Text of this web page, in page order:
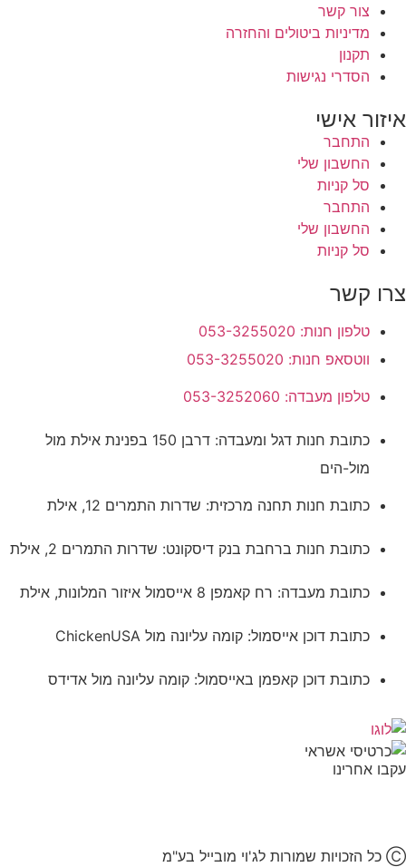
צור קשר
מדיניות ביטולים והחזרה
תקנון
הסדרי נגישות
איזור אישי
התחבר
החשבון שלי
סל קניות
התחבר
החשבון שלי
סל קניות
צרו קשר
טלפון חנות: 053-3255020
ווטסאפ חנות: 053-3255020
טלפון מעבדה: 053-3252060
כתובת חנות דגל ומעבדה: דרבן 150 בפנינת אילת מול
מול-הים
כתובת חנות תחנה מרכזית: שדרות התמרים 12, אילת
כתובת חנות ברחבת בנק דיסקונט: שדרות התמרים 2, אילת
כתובת מעבדה: רח קאמפן 8 אייסמול איזור המלונות, אילת
כתובת דוכן אייסמול: קומה עליונה מול ChickenUSA
כתובת דוכן קאפמן באייסמול: קומה עליונה מול אדידס
עקבו אחרינו
Ⓒ כל הזכויות שמורות לג'וי מובייל בע"מ